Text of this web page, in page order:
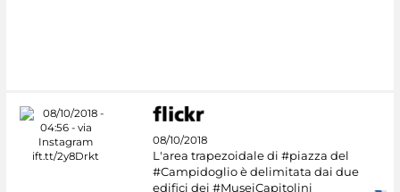
08/10/2018
L'area trapezoidale di #piazza del
#Campidoglio è delimitata dai due
edifici dei #MuseiCapitolini